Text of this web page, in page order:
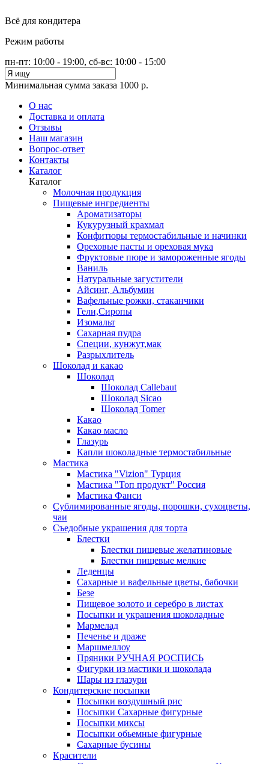
Всё для кондитера
Режим работы
пн-пт: 10:00 - 19:00, сб-вс: 10:00 - 15:00
Минимальная сумма заказа 1000 р.
О нас
Доставка и оплата
Отзывы
Наш магазин
Вопрос-ответ
Контакты
Каталог
Каталог
Молочная продукция
Пищевые ингредиенты
Ароматизаторы
Кукурузный крахмал
Конфитюры термостабильные и начинки
Ореховые пасты и ореховая мука
Фруктовые пюре и замороженные ягоды
Ваниль
Натуральные загустители
Айсинг, Альбумин
Вафельные рожки, стаканчики
Гели,Сиропы
Изомальт
Сахарная пудра
Специи, кунжут,мак
Разрыхлитель
Шоколад и какао
Шоколад
Шоколад Callebaut
Шоколад Sicao
Шоколад Tomer
Какао
Какао масло
Глазурь
Капли шоколадные термостабильные
Мастика
Мастика "Vizion" Турция
Мастика "Топ продукт" Россия
Мастика Фанси
Сублимированные ягоды, порошки, сухоцветы,
чаи
Съедобные украшения для торта
Блестки
Блестки пищевые желатиновые
Блестки пищевые мелкие
Леденцы
Сахарные и вафельные цветы, бабочки
Безе
Пищевое золото и серебро в листах
Посыпки и украшения шоколадные
Мармелад
Печенье и драже
Маршмеллоу
Пряники РУЧНАЯ РОСПИСЬ
Фигурки из мастики и шоколада
Шары из глазури
Кондитерские посыпки
Посыпки воздушный рис
Посыпки Сахарные фигурные
Посыпки миксы
Посыпки обьемные фигурные
Сахарные бусины
Красители